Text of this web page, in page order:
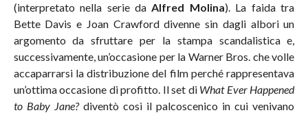
(interpretato nella serie daAlfred Molina). La faida tra
Bette Davis e Joan Crawford divenne sin dagli albori un
argomento da sfruttare per la stampa scandalistica e,
successivamente, un’occasione per la Warner Bros. che volle
accaparrarsi la distribuzione del film perché rappresentava
un’ottima occasione di profitto. Il set di What Ever Happened
to Baby Jane?diventò così il palcoscenico in cui venivano